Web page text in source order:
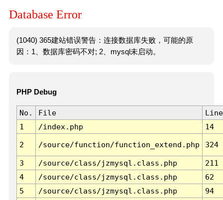
Database Error
(1040) 365建站错误警告：连接数据库失败，可能的原
因：1、数据库密码不对; 2、mysql未启动。
PHP Debug
No. File
Line
1
/index.php 14
2 /source/function/function_extend.php 324
3 /source/class/jzmysql.class.php
211
4
/source/class/jzmysql.class.php
62
5
/source/class/jzmysql.class.php
94